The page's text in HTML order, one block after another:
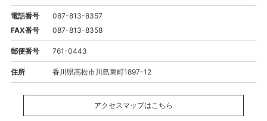
電話番号
087-813-8357
FAX番号
087-813-8358
郵便番号 761-0443
住所 香川県高松市川島東町1897-12
アクセスマップはこちら